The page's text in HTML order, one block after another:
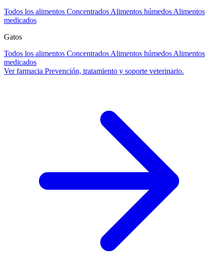
Todos los alimentos Concentrados Alimentos húmedos Alimentos
medicados
Gatos
Todos los alimentos Concentrados Alimentos húmedos Alimentos
medicados
Ver farmacia Prevención, tratamiento y soporte veterinario.